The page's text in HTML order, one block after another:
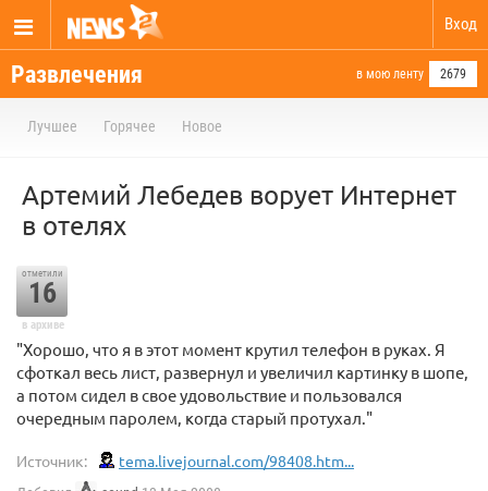
Вход
Развлечения в мою ленту 2679
Лучшее Горячее Новое
Артемий Лебедев ворует Интернет
в отелях
отметили
16
в архиве
"Хорошо, что я в этот момент крутил телефон в руках. Я
сфоткал весь лист, развернул и увеличил картинку в шопе,
а потом сидел в свое удовольствие и пользовался
очередным паролем, когда старый протухал."
Источник: tema.livejournal.com/98408.htm...